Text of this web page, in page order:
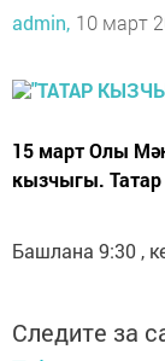
admin, 10 март
15 март Олы
кызчыгы. Татар
Башлана 9:30 ,
Следите за